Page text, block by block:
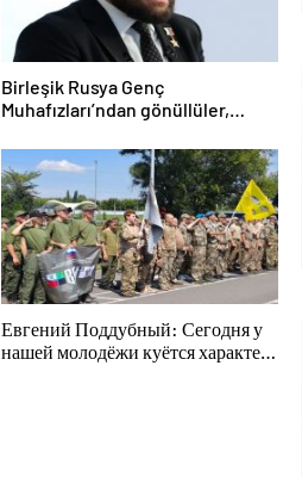
Birleşik Rusya Genç
Muhafızları’ndan gönüllüler,
söndürücüler ve jeneratörler
konusunda yardımcı olacak
Евгений Поддубный: Сегодня у
нашей молодёжи куётся характер